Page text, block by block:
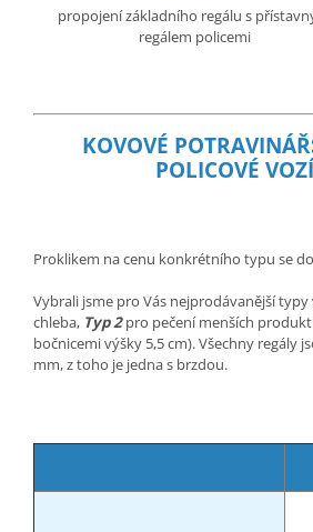
propojení základního regálu s
regálem policemi
KOVOVÉ
POLICOVÉ
Proklikem na cenu konkrétního typu se
Vybrali jsme pro Vás nejprodávanější
chleba, Typ 2pro pečení menších
bočnicemi výšky 5,5 cm). Všechny regály
mm, z toho je jedna s brzdou.